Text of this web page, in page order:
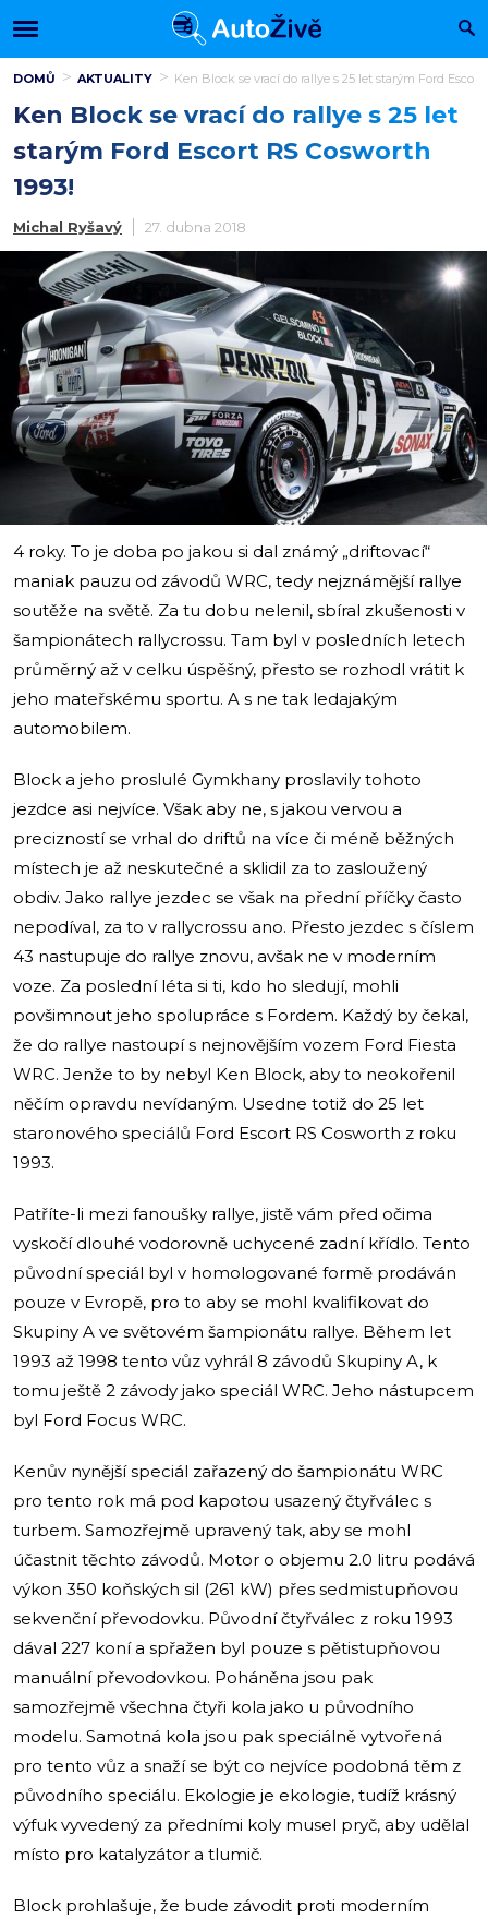
DOMŮ AKTUALITY Ken Block se vrací do rallye s 25 let starým Ford Escort
Ken Block se vrací do rallye s 25 let
starým Ford Escort RS Cosworth
1993!
Michal Ryšavý 27. dubna 2018
4 roky. To je doba po jakou si dal známý „driftovací“
maniak pauzu od závodů WRC, tedy nejznámější rallye
soutěže na světě. Za tu dobu nelenil, sbíral zkušenosti v
šampionátech rallycrossu. Tam byl v posledních letech
průměrný až v celku úspěšný, přesto se rozhodl vrátit k
jeho mateřskému sportu. A s ne tak ledajakým
automobilem.
Block a jeho proslulé Gymkhany proslavily tohoto
jezdce asi nejvíce. Však aby ne, s jakou vervou a
precizností se vrhal do driftů na více či méně běžných
místech je až neskutečné a sklidil za to zasloužený
obdiv. Jako rallye jezdec se však na přední příčky často
nepodíval, za to v rallycrossu ano. Přesto jezdec s číslem
43 nastupuje do rallye znovu, avšak ne v moderním
voze. Za poslední léta si ti, kdo ho sledují, mohli
povšimnout jeho spolupráce s Fordem. Každý by čekal,
že do rallye nastoupí s nejnovějším vozem Ford Fiesta
WRC. Jenže to by nebyl Ken Block, aby to neokořenil
něčím opravdu nevídaným. Usedne totiž do 25 let
staronového speciálů Ford Escort RS Cosworth z roku
1993.
Patříte-li mezi fanoušky rallye, jistě vám před očima
vyskočí dlouhé vodorovně uchycené zadní křídlo. Tento
původní speciál byl v homologované formě prodáván
pouze v Evropě, pro to aby se mohl kvalifikovat do
Skupiny A ve světovém šampionátu rallye. Během let
1993 až 1998 tento vůz vyhrál 8 závodů Skupiny A, k
tomu ještě 2 závody jako speciál WRC. Jeho nástupcem
byl Ford Focus WRC.
Kenův nynější speciál zařazený do šampionátu WRC
pro tento rok má pod kapotou usazený čtyřválec s
turbem. Samozřejmě upravený tak, aby se mohl
účastnit těchto závodů. Motor o objemu 2.0 litru podává
výkon 350 koňských sil (261 kW) přes sedmistupňovou
sekvenční převodovku. Původní čtyřválec z roku 1993
dával 227 koní a spřažen byl pouze s pětistupňovou
manuální převodovkou. Poháněna jsou pak
samozřejmě všechna čtyři kola jako u původního
modelu. Samotná kola jsou pak speciálně vytvořená
pro tento vůz a snaží se být co nejvíce podobná těm z
původního speciálu. Ekologie je ekologie, tudíž krásný
výfuk vyvedený za předními koly musel pryč, aby udělal
místo pro katalyzátor a tlumič.
Block prohlašuje, že bude závodit proti moderním